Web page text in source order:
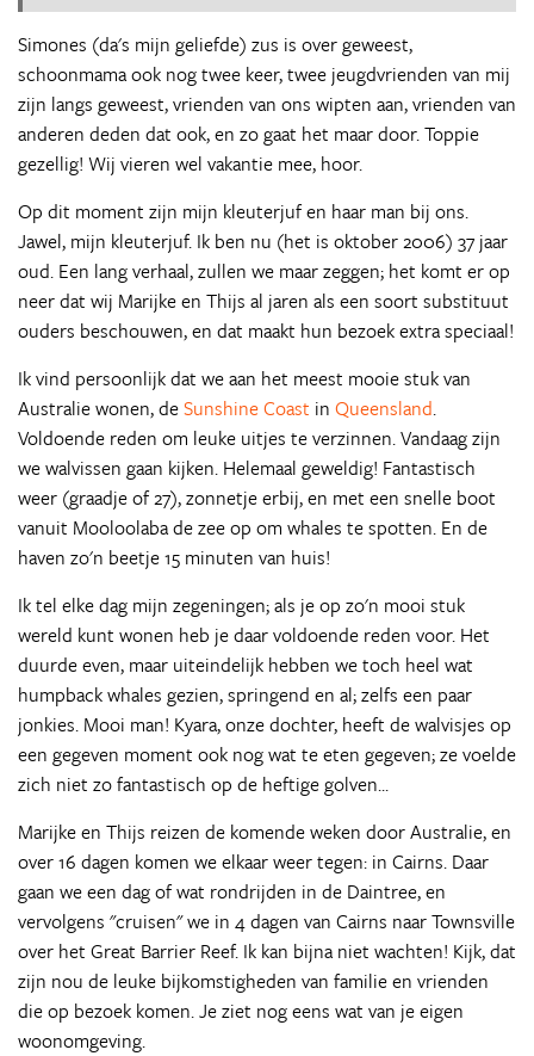
Simones (da's mijn geliefde) zus is over geweest,
schoonmama ook nog twee keer, twee jeugdvrienden van mij
zijn langs geweest, vrienden van ons wipten aan, vrienden van
anderen deden dat ook, en zo gaat het maar door. Toppie
gezellig! Wij vieren wel vakantie mee, hoor.
Op dit moment zijn mijn kleuterjuf en haar man bij ons.
Jawel, mijn kleuterjuf. Ik ben nu (het is oktober 2006) 37 jaar
oud. Een lang verhaal, zullen we maar zeggen; het komt er op
neer dat wij Marijke en Thijs al jaren als een soort substituut
ouders beschouwen, en dat maakt hun bezoek extra speciaal!
Ik vind persoonlijk dat we aan het meest mooie stuk van
Australie wonen, deSunshine Coast in Queensland.
Voldoende reden om leuke uitjes te verzinnen. Vandaag zijn
we walvissen gaan kijken. Helemaal geweldig! Fantastisch
weer (graadje of 27), zonnetje erbij, en met een snelle boot
vanuit Mooloolaba de zee op om whales te spotten. En de
haven zo'n beetje 15 minuten van huis!
Ik tel elke dag mijn zegeningen; als je op zo'n mooi stuk
wereld kunt wonen heb je daar voldoende reden voor. Het
duurde even, maar uiteindelijk hebben we toch heel wat
humpback whales gezien, springend en al; zelfs een paar
jonkies. Mooi man! Kyara, onze dochter, heeft de walvisjes op
een gegeven moment ook nog wat te eten gegeven; ze voelde
zich niet zo fantastisch op de heftige golven...
Marijke en Thijs reizen de komende weken door Australie, en
over 16 dagen komen we elkaar weer tegen: in Cairns. Daar
gaan we een dag of wat rondrijden in de Daintree, en
vervolgens "cruisen" we in 4 dagen van Cairns naar Townsville
over het Great Barrier Reef. Ik kan bijna niet wachten! Kijk, dat
zijn nou de leuke bijkomstigheden van familie en vrienden
die op bezoek komen. Je ziet nog eens wat van je eigen
woonomgeving.